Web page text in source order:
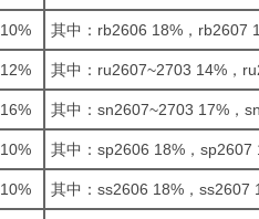
10% 其中：rb2606 18%，rb2607
12% 其中：ru2607~2703 14%，
16% 其中：sn2607~2703 17%，
10% 其中：sp2606 18%，
10% 其中：ss2606 18%，ss2607